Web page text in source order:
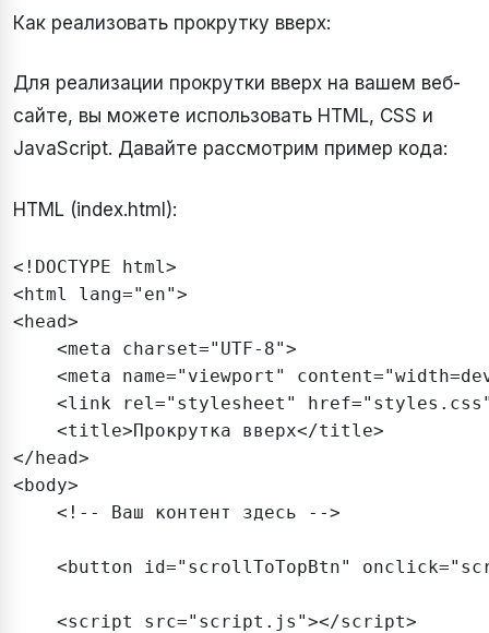
Как реализовать прокрутку вверх:
Для реализации прокрутки вверх на вашем веб-
сайте, вы можете использовать HTML, CSS и
JavaScript. Давайте рассмотрим пример кода:
HTML (index.html):
<!DOCTYPE html>
<html lang="en">
<head>
    <meta charset="UTF-8">
<meta name="viewport"
<link rel="stylesheet"
    <title>Прокрутка вверх</title>
</head>
<body>
    <!-- Ваш контент здесь -->
<button id="scrollToTopBtn"
    <script src="script.js"></script>